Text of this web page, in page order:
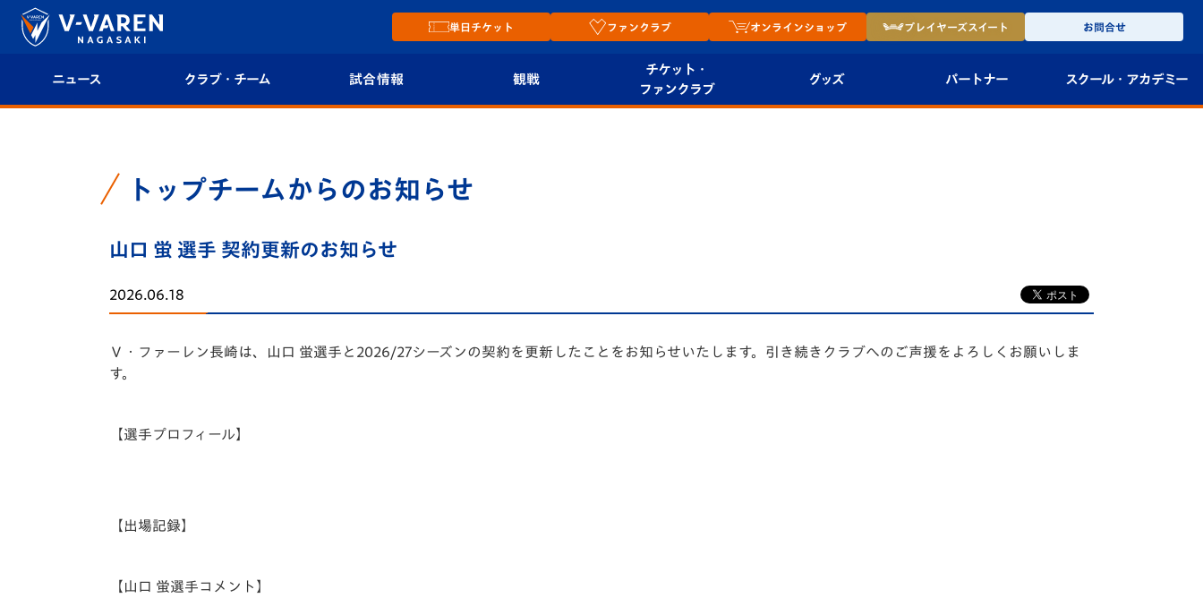
単日チケット ファンクラブ オンラインショップ プレイヤーズスイート お問合せ
ニュース クラブ・チーム
フィロソフィー
選手プロフィール
スタッフプロフィール
試合情報
フォトギャラリー
スタジアムグルメ
観戦
ド
ヴィヴィくんの長崎
チケット・
ファンクラブ
グッズ パートナー スクール・ アカデミー
スクール
トップチームからのお知らせ
山口 蛍 選手 契約更新のお知らせ
2026.06.18
Ｖ・ファーレン長崎は、山口 蛍選手と2026/27シーズンの契約を更新したことをお知らせいたします。引き続きクラブへのご声援をよろしくお願いしま
す。
【選手プロフィール】
【出場記録】
【山口 蛍選手コメント】